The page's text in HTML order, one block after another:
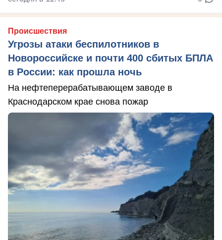
Происшествия
Угрозы атаки беспилотников в
Новороссийске и почти 400 сбитых БПЛА
в России: как прошла ночь
На нефтеперерабатывающем заводе в
Краснодарском крае снова пожар